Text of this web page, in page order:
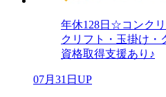
年休128日☆コンク
クリフト・玉掛け・
資格取得支援あり♪
07月31日UP